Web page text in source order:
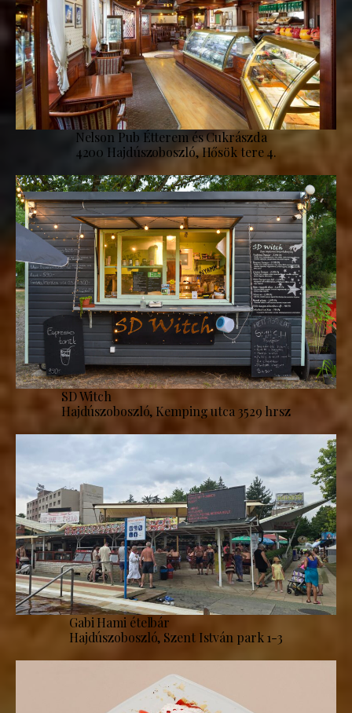
Nelson Pub Étterem és Cukrászda
4200 Hajdúszoboszló, Hősök tere 4.
SD Witch
Hajdúszoboszló, Kemping utca 3529 hrsz
Gabi Hami ételbár
Hajdúszoboszló, Szent István park 1-3